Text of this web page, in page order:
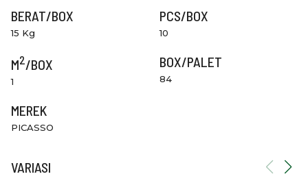
BERAT/BOX
15 Kg
PCS/BOX
10
M2/BOX
1
BOX/PALET
84
MEREK
PICASSO
VARIASI